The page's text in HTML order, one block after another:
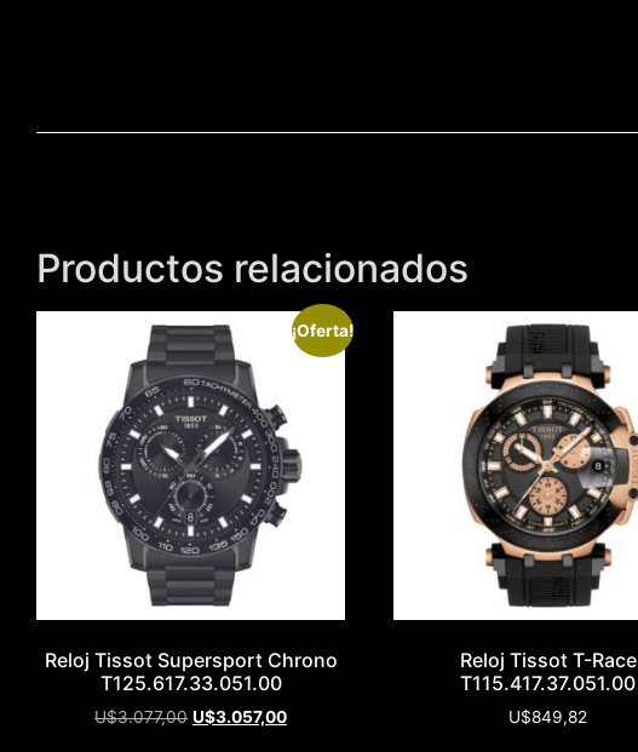
Productos relacionados
¡Oferta!
Reloj Tissot Supersport Chrono
T125.617.33.051.00
U$3.077,00 U$3.057,00
Reloj Tissot T-Race
T115.417.37.051.00
U$849,82